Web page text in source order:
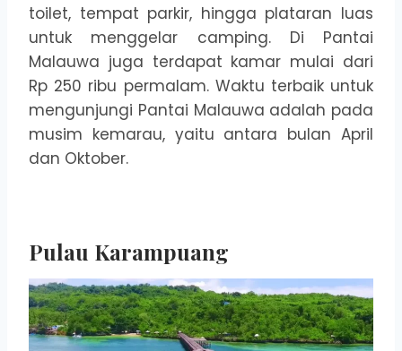
toilet, tempat parkir, hingga plataran luas
untuk menggelar camping. Di Pantai
Malauwa juga terdapat kamar mulai dari
Rp 250 ribu permalam. Waktu terbaik untuk
mengunjungi Pantai Malauwa adalah pada
musim kemarau, yaitu antara bulan April
dan Oktober.
Pulau Karampuang